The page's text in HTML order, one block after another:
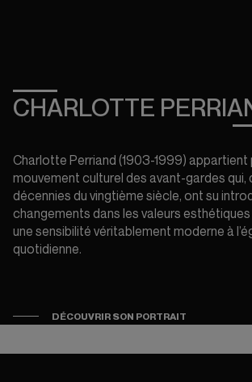
CHARLOTTE
Charlotte Perriand (1903-1999) appartient
mouvement culturel des avant-gardes qui,
décennies du vingtième siècle, ont su
changements dans les valeurs
une sensibilité véritablement moderne à
quotidienne.
DÉCOUVRIR SON PORTRAIT